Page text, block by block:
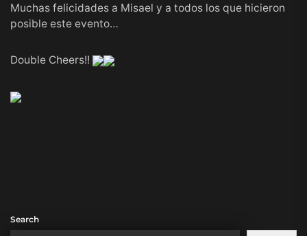
Muchas felicidades a Misael y a todos los que hicieron
posible este evento…
Double Cheers!!
Search